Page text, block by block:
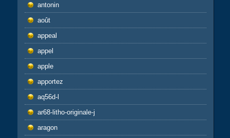
antonin
août
appeal
appel
apple
apportez
aq56d-l
ar68-litho-originale-j
aragon